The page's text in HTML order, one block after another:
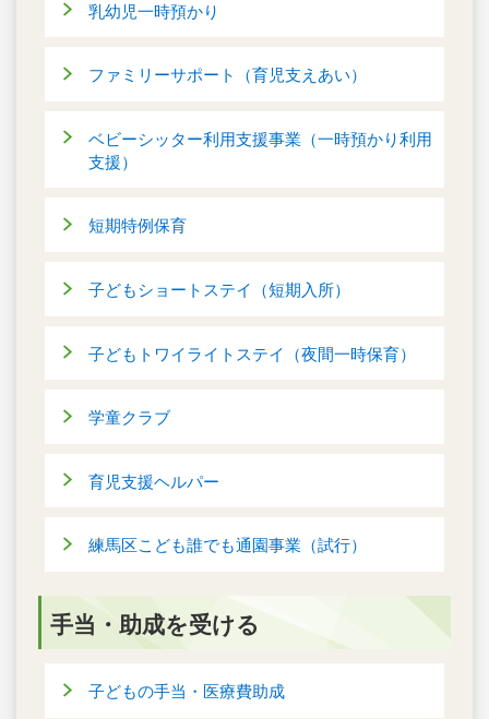
乳幼児一時預かり
ファミリーサポート（育児支えあい）
ベビーシッター利用支援事業（一時預かり利用
支援）
短期特例保育
子どもショートステイ（短期入所）
子どもトワイライトステイ（夜間一時保育）
学童クラブ
育児支援ヘルパー
練馬区こども誰でも通園事業（試行）
手当・助成を受ける
子どもの手当・医療費助成